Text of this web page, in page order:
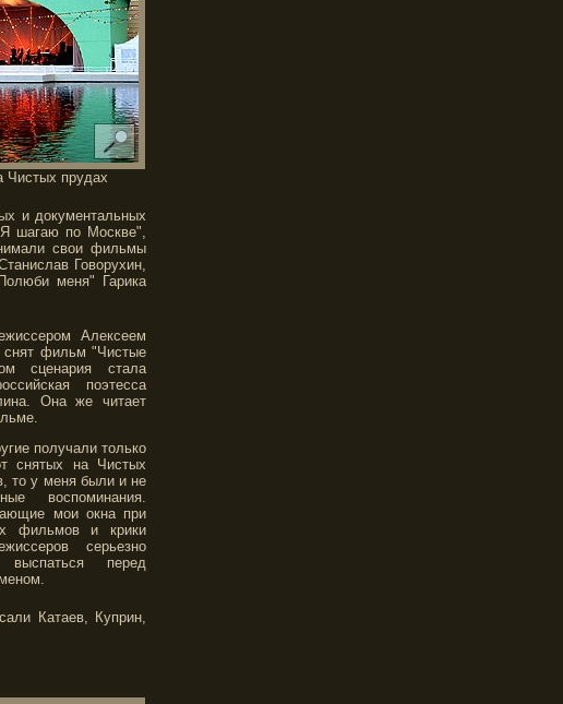
Чистых прудах
и документальных
шагаю по Москве",
свои фильмы
Говорухин,
меня" Гарика
Алексеем
фильм "Чистые
сценария стала
поэтесса
Она же читает
получали только
снятых на Чистых
то у меня были и не
воспоминания.
мои окна при
фильмов и крики
серьезно
перед
Катаев, Куприн,